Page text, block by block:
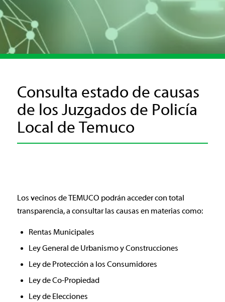
Consulta estado de causas
de los Juzgados de Policía
Local de Temuco
Los vecinos de TEMUCO podrán acceder con total
transparencia, a consultar las causas en materias como:
Rentas Municipales
Ley General de Urbanismo y Construcciones
Ley de Protección a los Consumidores
Ley de Co-Propiedad
Ley de Elecciones